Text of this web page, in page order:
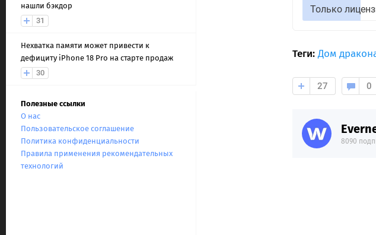
нашли бэкдор
31
Нехватка памяти может привести к
дефициту iPhone 18 Pro на старте продаж
30
Полезные ссылки
О нас
Пользовательское соглашение
Политика конфиденциальности
Правила применения рекомендательных
технологий
Только
Теги: Дом
27 0
8090